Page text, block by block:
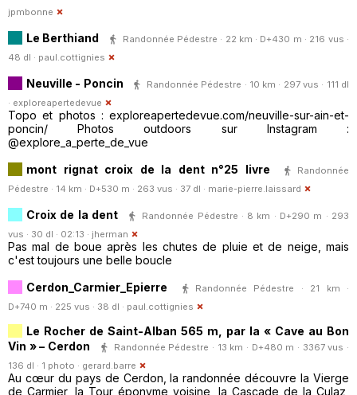
jpmbonne
Le Berthiand
Randonnée Pédestre · 22 km · D+430 m · 216 vus ·
48 dl · paul.cottignies
Neuville - Poncin
Randonnée Pédestre · 10 km · 297 vus · 111 dl
· exploreapertedevue
Topo et photos : exploreapertedevue.com/neuville-sur-ain-et-
poncin/ Photos outdoors sur Instagram :
@explore_a_perte_de_vue
mont rignat croix de la dent n°25 livre
Randonnée
Pédestre · 14 km · D+530 m · 263 vus · 37 dl · marie-pierre.laissard
Croix de la dent
Randonnée Pédestre · 8 km · D+290 m · 293
vus · 30 dl · 02:13 · jherman
Pas mal de boue après les chutes de pluie et de neige, mais
c'est toujours une belle boucle
Cerdon_Carmier_Epierre
Randonnée Pédestre · 21 km ·
D+740 m · 225 vus · 38 dl · paul.cottignies
Le Rocher de Saint-Alban 565 m, par la « Cave au Bon
Vin » – Cerdon
Randonnée Pédestre · 13 km · D+480 m · 3367 vus ·
136 dl · 1 photo · gerard.barre
Au cœur du pays de Cerdon, la randonnée découvre la Vierge
de Carmier, la Tour éponyme voisine, la Cascade de la Culaz,